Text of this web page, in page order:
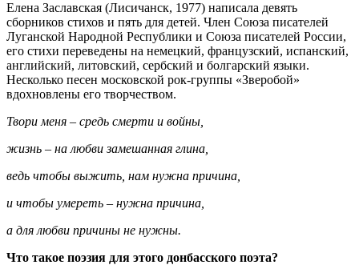
Елена Заславская (Лисичанск, 1977) написала девять
сборников стихов и пять для детей. Член Союза писателей
Луганской Народной Республики и Союза писателей России,
его стихи переведены на немецкий, французский, испанский,
английский, литовский, сербский и болгарский языки.
Несколько песен московской рок-группы «Зверобой»
вдохновлены его творчеством.
Твори меня – средь смерти и войны,
жизнь – на любви замешанная глина,
ведь чтобы выжить, нам нужна причина,
и чтобы умереть – нужна причина,
а для любви причины не нужны.
Что такое поэзия для этого донбасского поэта?